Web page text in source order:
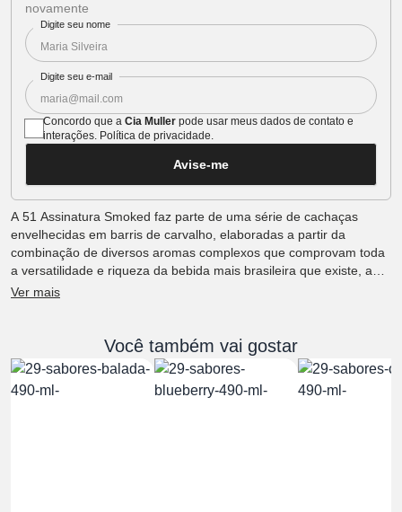
novamente
Digite seu nome
Digite seu e-mail
Concordo que a Cia Muller pode usar meus dados de contato e
interações. Política de privacidade.
Avise-me
A 51 Assinatura Smoked faz parte de uma série de cachaças
envelhecidas em barris de carvalho, elaboradas a partir da
combinação de diversos aromas complexos que comprovam toda
a versatilidade e riqueza da bebida mais brasileira que existe, a
cachaça.
Ver mais
Você também vai gostar